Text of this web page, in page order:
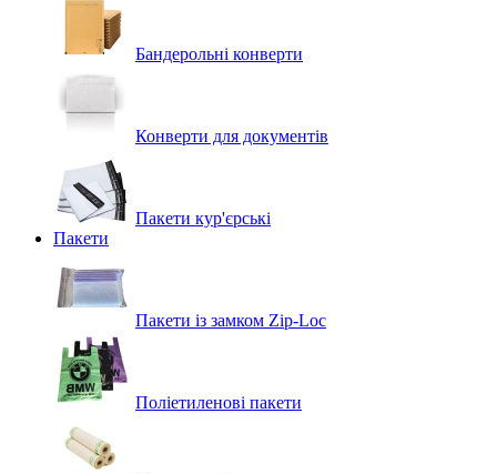
Бандерольні конверти
Конверти для документів
Пакети кур'єрські
Пакети
Пакети із замком Zip-Loc
Поліетиленові пакети